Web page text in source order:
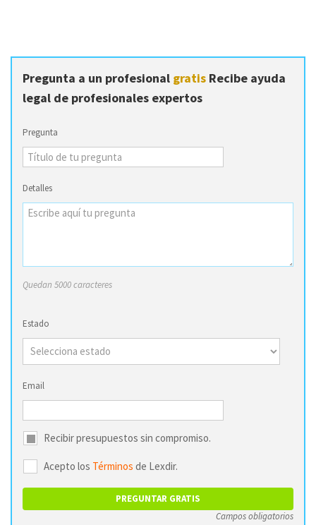
Pregunta a un profesional gratis Recibe ayuda
legal de profesionales expertos
Pregunta
Detalles
Quedan 5000 caracteres
Estado
Email
Recibir presupuestos sin compromiso.
Acepto los Términos de Lexdir.
Campos obligatorios